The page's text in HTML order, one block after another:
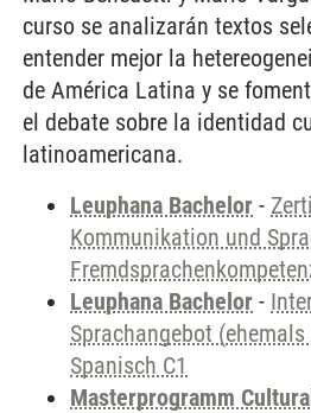
curso se analizarán textos
entender mejor la
de América Latina y se
el debate sobre la identidad
latinoamericana.
Leuphana Bachelor -
Kommunikation und
Leuphana Bachelor -
Sprachangebot
Spanisch C1
Masterprogramm